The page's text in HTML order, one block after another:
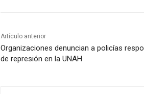
Artículo anterior
Organizaciones denuncian a policías
de represión en la UNAH